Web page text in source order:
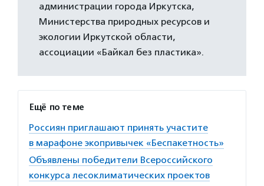
администрации города Иркутска,
Министерства природных ресурсов и
экологии Иркутской области,
ассоциации «Байкал без пластика».
Ещё по теме
Россиян приглашают принять участите
в марафоне экопривычек «Беспакетность»
Объявлены победители Всероссийского
конкурса лесоклиматических проектов